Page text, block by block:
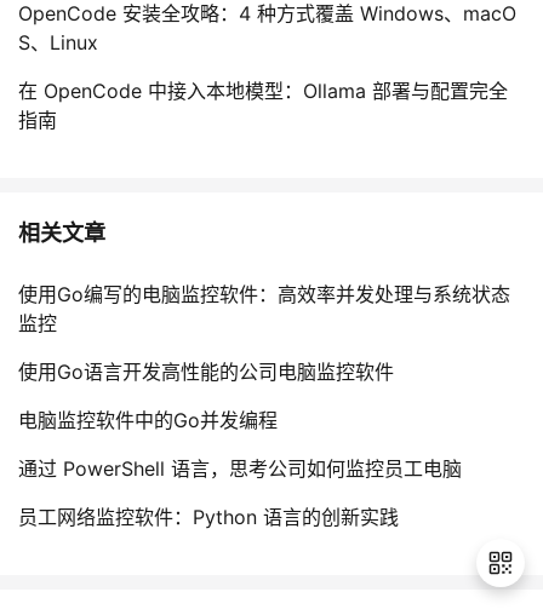
OpenCode 安装全攻略：4 种方式覆盖 Windows、macO
S、Linux
在 OpenCode 中接入本地模型：Ollama 部署与配置完全
指南
相关文章
使用Go编写的电脑监控软件：高效率并发处理与系统状态
监控
使用Go语言开发高性能的公司电脑监控软件
电脑监控软件中的Go并发编程
通过 PowerShell 语言，思考公司如何监控员工电脑
员工网络监控软件：Python 语言的创新实践